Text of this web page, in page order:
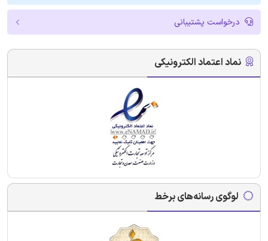
درخواست پشتیبانی
نماد اعتماد الکترونیکی
لوگوی رسانه‌های برخط